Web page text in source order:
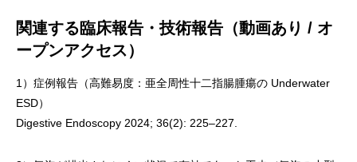
関連する臨床報告・技術報告（動画あり / オ
ープンアクセス）
1）症例報告（高難易度：亜全周性十二指腸腫瘍の Underwater
ESD）
Digestive Endoscopy 2024; 36(2): 225–227.